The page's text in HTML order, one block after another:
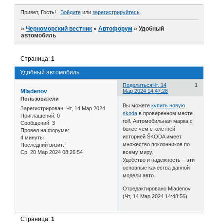
Привет, Гость! Войдитеили зарегистрируйтесь.
»Черноморский вестник »Автофорум »Удобный
автомобиль
Удобный автомобиль
Страница:1
Поделиться 1
Чт, 14
Мар 2024 14:47:28
Mladenov
Пользователи
Зарегистрирован: Чт, 14 Мар 2024
Приглашений: 0
Сообщений: 3
Провел на форуме:
4 минуты
Последний визит:
Ср, 20 Мар 2024 08:26:54
Вы можетекупить новую
skoda в проверенном месте
rolf. Автомобильная марка с
более чем столетней
историей ŠKODA имеет
множество поклонников по
всему миру.
Удобство и надежность – эти
основные качества данной
модели авто.
Отредактировано Mladenov
(Чт, 14 Мар 2024 14:48:56)
Страница:1